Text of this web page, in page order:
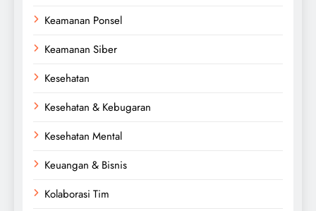
Keamanan Ponsel
Keamanan Siber
Kesehatan
Kesehatan & Kebugaran
Kesehatan Mental
Keuangan & Bisnis
Kolaborasi Tim